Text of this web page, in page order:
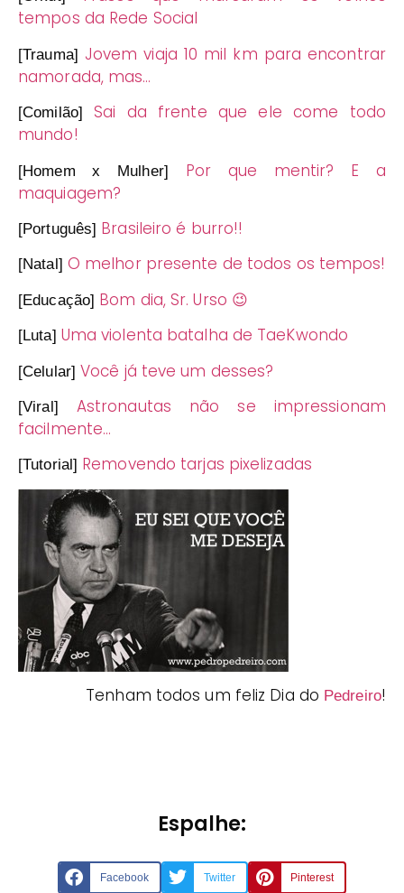
tempos da Rede Social
[Trauma] Jovem viaja 10 mil km para encontrar
namorada, mas…
[Comilão]Sai da frente que ele come todo
mundo!
[Homem x Mulher]
Por que mentir? E a
maquiagem?
[Português] Brasileiro é burro!!
[Natal] O melhor presente de todos os tempos!
[Educação] Bom dia, Sr. Urso 😉
[Luta] Uma violenta batalha de TaeKwondo
[Celular] Você já teve um desses?
[Viral] Astronautas não se impressionam
facilmente…
[Tutorial] Removendo tarjas pixelizadas
Tenham todos um feliz Dia do Pedreiro!
Espalhe:
Facebook Twitter Pinterest